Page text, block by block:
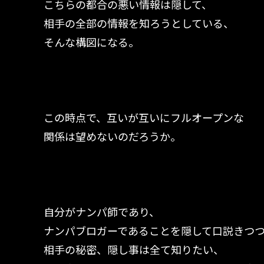
こちらの都合の悪い情報は隠して、
相手の全部の情報を知ろうとしている、
そんな構図になる。
この時点で、互いが互いにフルオープンな
関係は望めないのだろうか。
自分がナンパ師であり、
ナンパブロガーであることを隠して口説きつ
相手の秘密、隠し事は全て知りたい、